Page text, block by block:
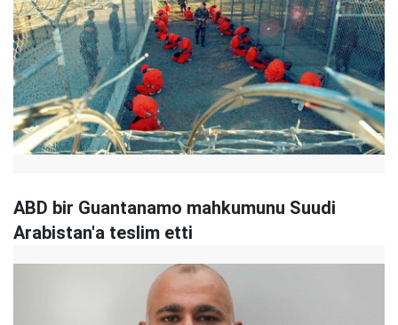
ABD bir Guantanamo mahkumunu Suudi
Arabistan'a teslim etti